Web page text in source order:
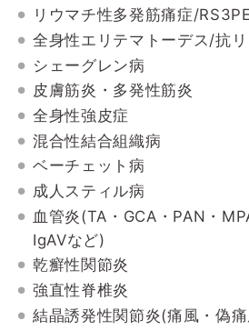
リウマチ性多発筋痛症/
全身性エリテマトーデス/抗
シェーグレン病
皮膚筋炎・多発性筋炎
全身性強皮症
混合性結合組織病
ベーチェット病
成人スティル病
血管炎(TA・GCA・PAN・
IgAVなど)
乾癬性関節炎
強直性脊椎炎
結晶誘発性関節炎(痛風・偽